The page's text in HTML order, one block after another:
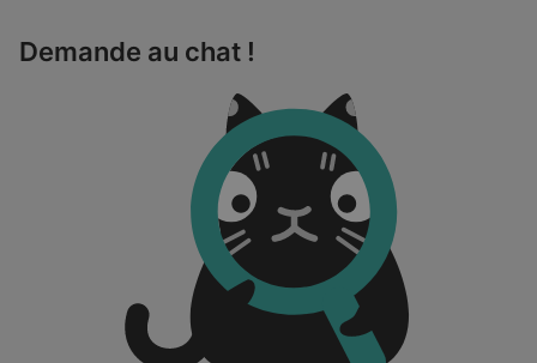
Demande au chat !